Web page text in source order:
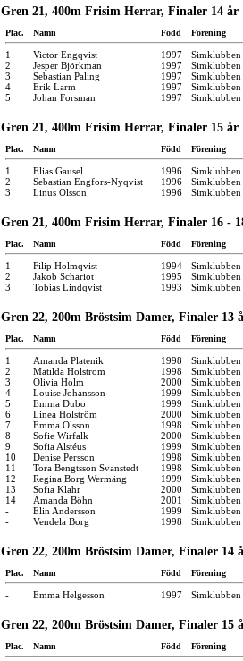
Gren 21, 400m Frisim Herrar, Finaler 14 år
Plac. Namn Född Förening
1 Victor Engqvist 1997
Simklubben
2
Jesper Björkman 1997
Simklubben
3
Sebastian Paling 1997
Simklubben
4
Erik Larm 1997
Simklubben
5
Johan Forsman 1997
Gren 21, 400m Frisim Herrar, Finaler 15 år
Plac. Namn Född Förening
1 Elias Gausel 1996
Simklubben
2
Sebastian Engfors-Nyqvist 1996
3
Linus Olsson 1996
Gren 21, 400m Frisim Herrar, Finaler 16 -
Plac. Namn Född Förening
1 Filip Holmqvist 1994
Simklubben
2
Jakob Schariot 1995
Simklubben
3
Tobias Lindqvist 1993 Simklubben
Gren 22, 200m Bröstsim Damer, Finaler 13
Plac. Namn Född Förening
1 Amanda Platenik 1998
2
Matilda Holström 1998
3
Olivia Holm 2000
Simklubben
4
Louise Johansson 1999
5
Emma Dubo 1999
6
Linea Holström 2000
7
Emma Olsson 1998
8
Sofie Wirfalk 2000
9
Sofia Alstéus 1999
10
Denise Persson 1998
Simklubben
11
Tora Bengtsson Svanstedt 1998
12
Regina Borg Wermäng 1999
Simklubben
13
Sofia Klahr 2000
14
Amanda Böhn 2001
Simklubben
-
Elin Andersson 1999
Simklubben
-
Vendela Borg 1998 Simklubben
Gren 22, 200m Bröstsim Damer, Finaler 14
Plac. Namn Född Förening
- Emma Helgesson 1997
Gren 22, 200m Bröstsim Damer, Finaler 15
Plac. Namn Född Förening